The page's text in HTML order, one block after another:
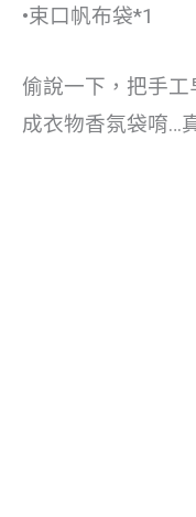
•束口帆布袋*1
偷說一下，把手
成衣物香氛袋唷…